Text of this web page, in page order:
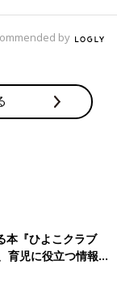
by
本『ひよこクラブ
児に役立つ情報が